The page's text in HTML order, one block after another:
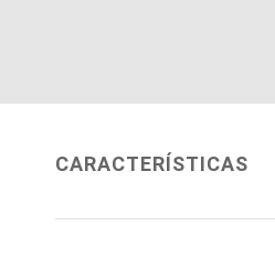
CARACTERÍSTICAS